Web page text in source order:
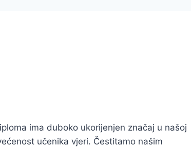
ima duboko ukorijenjen značaj u našoj
učenika vjeri. Čestitamo našim